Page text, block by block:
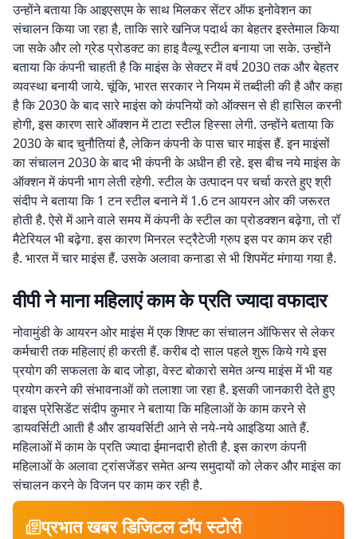
उन्होंने बताया कि आइएसएम के साथ मिलकर सेंटर ऑफ इनोवेशन का
संचालन किया जा रहा है, ताकि सारे खनिज पदार्थ का बेहतर इस्तेमाल किया
जा सके और लो ग्रेड प्रोडक्ट का हाइ वैल्यू स्टील बनाया जा सके. उन्होंने
बताया कि कंपनी चाहती है कि माइंस के सेक्टर में वर्ष 2030 तक और बेहतर
व्यवस्था बनायी जाये. चूंकि, भारत सरकार ने नियम में तब्दीली की है और कहा
है कि 2030 के बाद सारे माइंस को कंपनियों को ऑक्सन से ही हासिल करनी
होगी, इस कारण सारे ऑक्शन में टाटा स्टील हिस्सा लेगी. उन्होंने बताया कि
2030 के बाद चुनौतियां है, लेकिन कंपनी के पास चार माइंस हैं. इन माइंसों
का संचालन 2030 के बाद भी कंपनी के अधीन ही रहे. इस बीच नये माइंस के
ऑक्शन में कंपनी भाग लेती रहेगी. स्टील के उत्पादन पर चर्चा करते हुए श्री
संदीप ने बताया कि 1 टन स्टील बनाने में 1.6 टन आयरन ओर की जरूरत
होती है. ऐसे में आने वाले समय में कंपनी के स्टील का प्रोडक्शन बढ़ेगा, तो रॉ
मैटेरियल भी बढ़ेगा. इस कारण मिनरल स्ट्रैटेजी ग्रुप इस पर काम कर रही
है. भारत में चार माइंस हैं. उसके अलावा कनाडा से भी शिपमेंट मंगाया गया है.
वीपी ने माना महिलाएं काम के प्रति ज्यादा वफादार
नोवामुंडी के आयरन ओर माइंस में एक शिफ्ट का संचालन ऑफिसर से लेकर
कर्मचारी तक महिलाएं ही करती हैं. करीब दो साल पहले शुरू किये गये इस
प्रयोग की सफलता के बाद जोड़ा, वेस्ट बोकारो समेत अन्य माइंस में भी यह
प्रयोग करने की संभावनाओं को तलाशा जा रहा है. इसकी जानकारी देते हुए
वाइस प्रेसिडेंट संदीप कुमार ने बताया कि महिलाओं के काम करने से
डायवर्सिटी आती है और डायवर्सिटी आने से नये-नये आइडिया आते हैं.
महिलाओं में काम के प्रति ज्यादा ईमानदारी होती है. इस कारण कंपनी
महिलाओं के अलावा ट्रांसजेंडर समेत अन्य समुदायों को लेकर और माइंस का
संचालन करने के विजन पर काम कर रही है.
प्रभात खबर डिजिटल टॉप स्टोरी